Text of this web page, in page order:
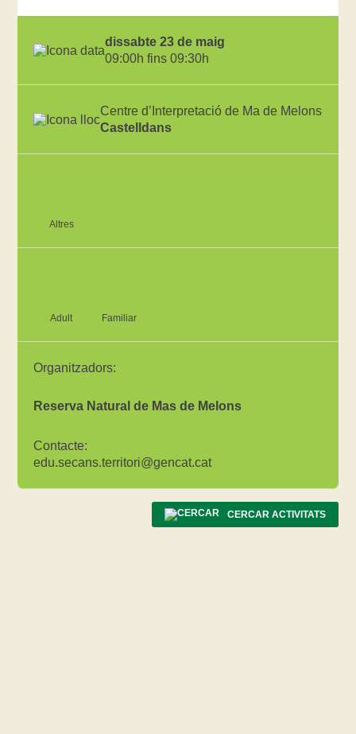
dissabte 23 de maig
09:00h fins 09:30h
Centre d’Interpretació de Ma de Melons
Castelldans
Altres
Adult Familiar
Organitzadors:
Reserva Natural de Mas de Melons
Contacte:
edu.secans.territori@gencat.cat
CERCAR ACTIVITATS